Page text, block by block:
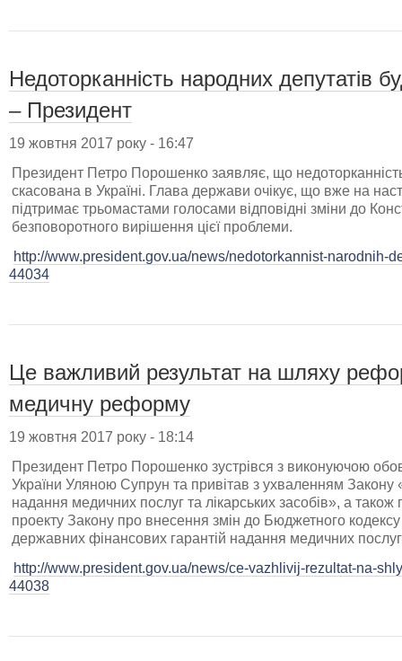
Недоторканність народних депутатів
– Президент
19 жовтня 2017 року - 16:47
Президент Петро Порошенко заявляє, що
скасована в Україні. Глава держави очікує, що вже на
підтримає трьомастами голосами відповідні зміни до
безповоротного вирішення цієї проблеми.
http://www.president.gov.ua/news/nedotorkannist-narodnih-
44034
Це важливий результат на шляху
медичну реформу
19 жовтня 2017 року - 18:14
Президент Петро Порошенко зустрівся з виконуючою
України Уляною Супрун та привітав з ухваленням Закону
надання медичних послуг та лікарських засобів», а
проекту Закону про внесення змін до Бюджетного
державних фінансових гарантій надання медичних послуг
http://www.president.gov.ua/news/ce-vazhlivij-rezultat-na-
44038